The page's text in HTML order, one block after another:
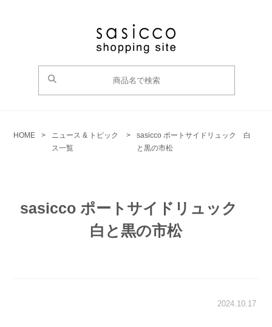
HOME >
ニュース & トピック
ス一覧
>
sasicco ポートサイドリュック 白
と黒の市松
sasicco ポートサイドリュック
白と黒の市松
2024.10.17